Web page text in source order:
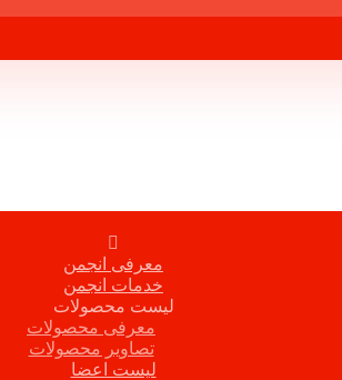
معرفی انجمن
خدمات انجمن
لیست محصولات
معرفی محصولات
تصاویر محصولات
لیست اعضا